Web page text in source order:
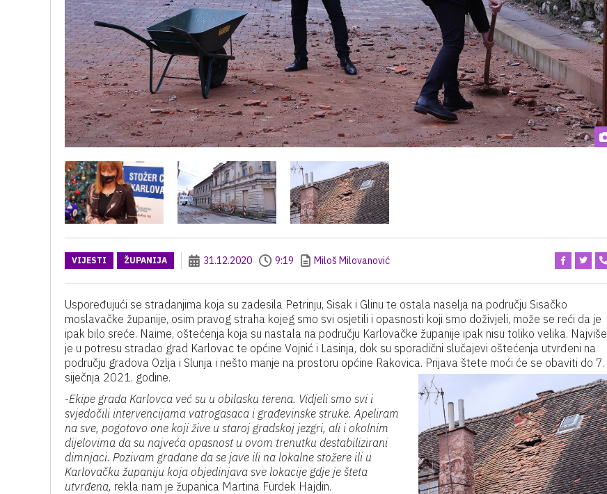
VIJESTI ŽUPANIJA 31.12.2020 9:19 Miloš Milovanović
Uspoređujući se stradanjima koja su zadesila Petrinju, Sisak i Glinu te ostala naselja na području Sisačko
moslavačke županije, osim pravog straha kojeg smo svi osjetili i opasnosti koji smo doživjeli, može se reći da je
ipak bilo sreće. Naime, oštećenja koja su nastala na području Karlovačke županije ipak nisu toliko velika. Najviše
je u potresu stradao grad Karlovac te općine Vojnić i Lasinja, dok su sporadični slučajevi oštećenja utvrđeni na
području gradova Ozlja i Slunja i nešto manje na prostoru općine Rakovica. Prijava štete moći će se obaviti do 7.
siječnja 2021. godine.
-Ekipe grada Karlovca već su u obilasku terena. Vidjeli smo svi i
svjedočili intervencijama vatrogasaca i građevinske struke. Apeliram
na sve, pogotovo one koji žive u staroj gradskoj jezgri, ali i okolnim
dijelovima da su najveća opasnost u ovom trenutku destabilizirani
dimnjaci. Pozivam građane da se jave ili na lokalne stožere ili u
Karlovačku županiju koja objedinjava sve lokacije gdje je šteta
utvrđena, rekla nam je županica Martina Furdek Hajdin.